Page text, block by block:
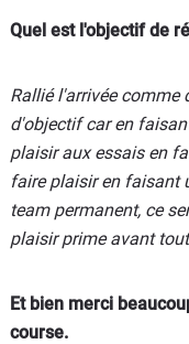
Quel est l'objectif de
Rallié l'arrivée comme
d'objectif car en
plaisir aux essais en
faire plaisir en faisant
team permanent, ce
plaisir prime avant
Et bien merci
course.